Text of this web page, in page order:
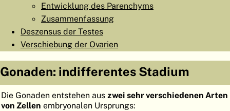
EMBRYOGENESE
ORGANOGENESE
ATLASEMBRYOLOGY
Entwicklung des Parenchyms
Zusammenfassung
Deszensus der Testes
Verschiebung der Ovarien
Gonaden: indifferentes Stadium
Die Gonaden entstehen aus zwei sehr verschiedenen Arten
von Zellen embryonalen Ursprungs: